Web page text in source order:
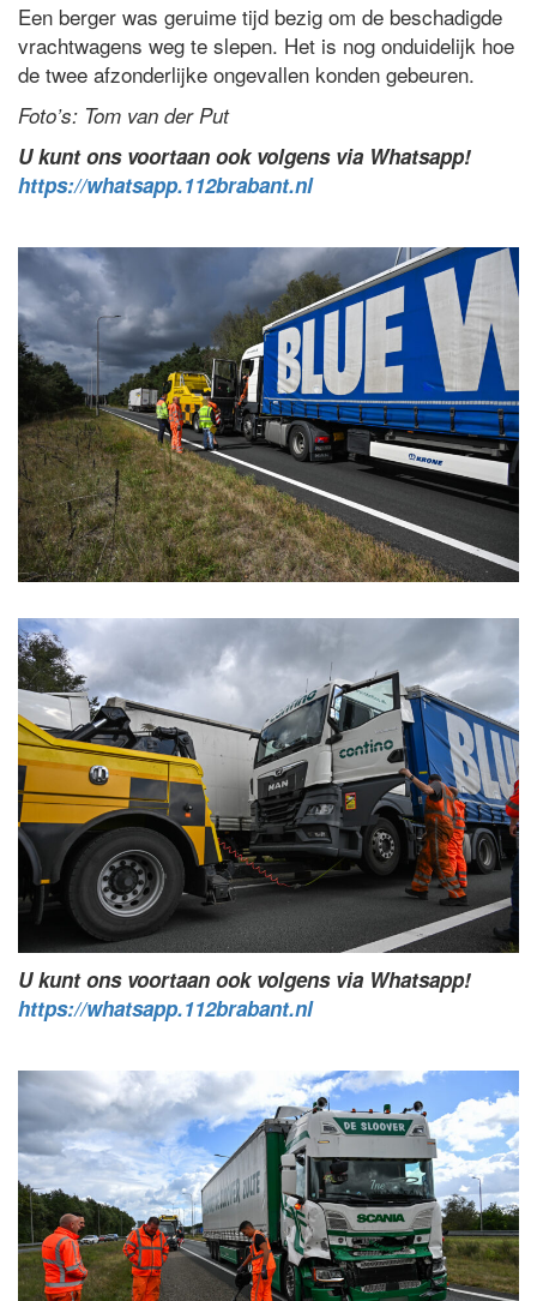
Een berger was geruime tijd bezig om de beschadigde
vrachtwagens weg te slepen. Het is nog onduidelijk hoe
de twee afzonderlijke ongevallen konden gebeuren.
Foto’s: Tom van der Put
U kunt ons voortaan ook volgens via Whatsapp!
https://whatsapp.112brabant.nl
U kunt ons voortaan ook volgens via Whatsapp!
https://whatsapp.112brabant.nl